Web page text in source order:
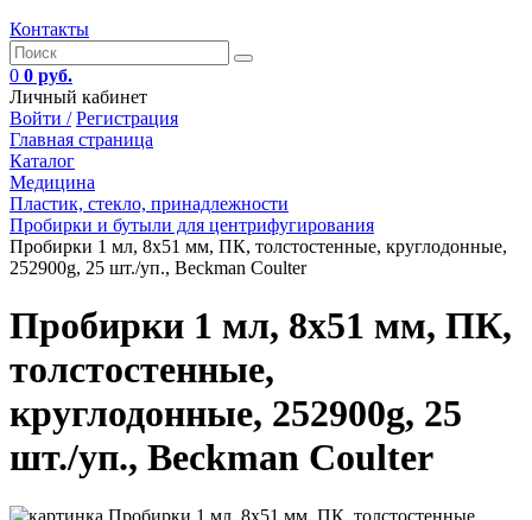
Контакты
0 0 руб.
Личный кабинет
Войти / Регистрация
Главная страница
Каталог
Медицина
Пластик, стекло, принадлежности
Пробирки и бутыли для центрифугирования
Пробирки 1 мл, 8х51 мм, ПК, толстостенные, круглодонные,
252900g, 25 шт./уп., Beckman Coulter
Пробирки 1 мл, 8х51 мм, ПК,
толстостенные,
круглодонные, 252900g, 25
шт./уп., Beckman Coulter